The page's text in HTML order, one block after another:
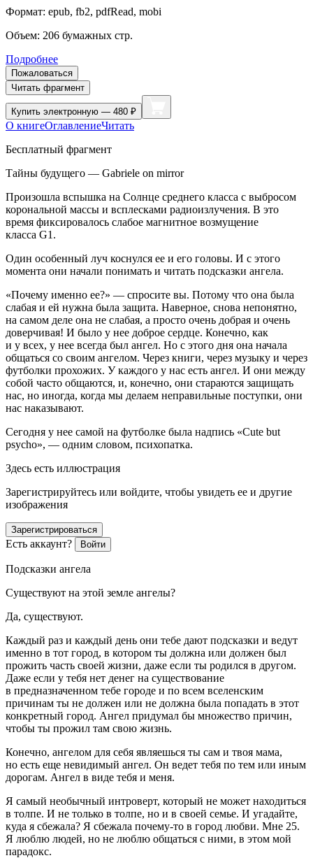
Формат: epub, fb2, pdfRead, mobi
Объем: 206 бумажных стр.
Подробнее
Пожаловаться
Читать фрагмент
Купить электронную — 480 ₽
О книгеОглавлениеЧитать
Бесплатный фрагмент
Тайны будущего — Gabriele on mirror
Произошла вспышка на Солнце среднего класса с выбросом
корональной массы и всплесками радиоизлучения. В это
время фиксировалось слабое магнитное возмущение
класса G1.
Один особенный луч коснулся ее и его головы. И с этого
момента они начали понимать и читать подсказки ангела.
«Почему именно ее?» — спросите вы. Потому что она была
слабая и ей нужна была защита. Наверное, снова непонятно,
на самом деле она не слабая, а просто очень добрая и очень
доверчивая! И было у нее доброе сердце. Конечно, как
и у всех, у нее всегда был ангел. Но с этого дня она начала
общаться со своим ангелом. Через книги, через музыку и через
футболки прохожих. У каждого у нас есть ангел. И они между
собой часто общаются, и, конечно, они стараются защищать
нас, но иногда, когда мы делаем неправильные поступки, они
нас наказывают.
Сегодня у нее самой на футболке была надпись «Cute but
psycho», — одним словом, психопатка.
Здесь есть иллюстрация
Зарегистрируйтесь или войдите, чтобы увидеть ее и другие
изображения
Зарегистрироваться
Есть аккаунт? Войти
Подсказки ангела
Существуют на этой земле ангелы?
Да, существуют.
Каждый раз и каждый день они тебе дают подсказки и ведут
именно в тот город, в котором ты должна или должен был
прожить часть своей жизни, даже если ты родился в другом.
Даже если у тебя нет денег на существование
в предназначенном тебе городе и по всем вселенским
причинам ты не должен или не должна была попадать в этот
конкретный город. Ангел придумал бы множество причин,
чтобы ты прожил там свою жизнь.
Конечно, ангелом для себя являешься ты сам и твоя мама,
но есть еще невидимый ангел. Он ведет тебя по тем или иным
дорогам. Ангел в виде тебя и меня.
Я самый необычный интроверт, который не может находиться
в толпе. И не только в толпе, но и в своей семье. И угадайте,
куда я сбежала? Я сбежала почему-то в город любви. Мне 25.
Я люблю людей, но не люблю общаться с ними, в этом мой
парадокс.